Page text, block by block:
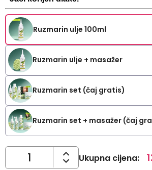
Ruzmarin ulje 100ml
Ruzmarin ulje + masažer
Ruzmarin set (čaj gratis)
Ruzmarin set + masažer (čaj
Ukupna cijena: